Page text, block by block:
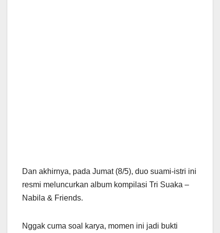
Dan akhirnya, pada Jumat (8/5), duo suami-istri ini
resmi meluncurkan album kompilasi Tri Suaka –
Nabila & Friends.
Nggak cuma soal karya, momen ini jadi bukti